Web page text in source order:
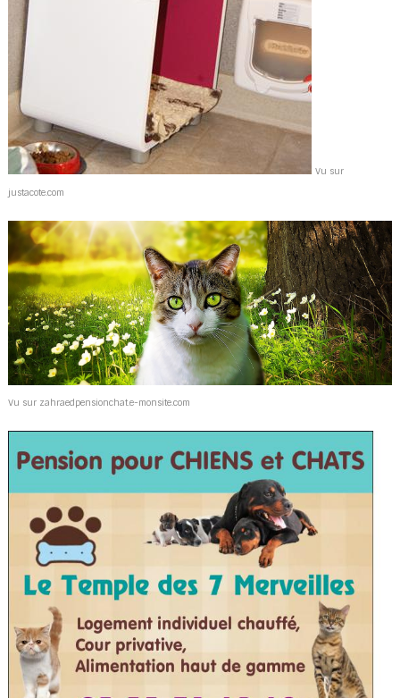
Vu sur
justacote.com
Vu sur zahraedpensionchat.e-monsite.com